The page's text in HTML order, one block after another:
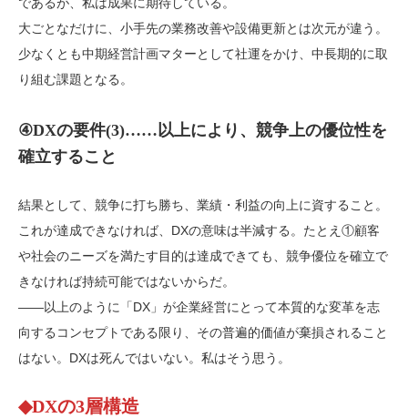
であるが、私は成果に期待している。
大ごとなだけに、小手先の業務改善や設備更新とは次元が違う。
少なくとも中期経営計画マターとして社運をかけ、中長期的に取
り組む課題となる。
④DXの要件(3)……以上により、競争上の優位性を
確立すること
結果として、競争に打ち勝ち、業績・利益の向上に資すること。
これが達成できなければ、DXの意味は半減する。たとえ①顧客
や社会のニーズを満たす目的は達成できても、競争優位を確立で
きなければ持続可能ではないからだ。
――以上のように「DX」が企業経営にとって本質的な変革を志
向するコンセプトである限り、その普遍的価値が棄損されること
はない。DXは死んではいない。私はそう思う。
◆DXの3層構造